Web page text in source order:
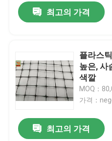
최고의 가격
플라스
높은, 사
색깔
MOQ：
가격：
최고의 가격